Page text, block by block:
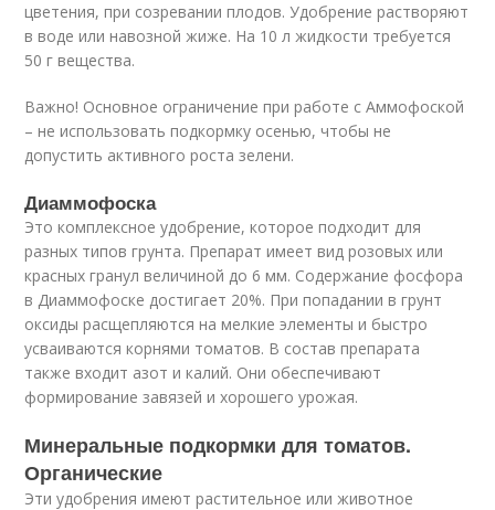
цветения, при созревании плодов. Удобрение растворяют
в воде или навозной жиже. На 10 л жидкости требуется
50 г вещества.
Важно! Основное ограничение при работе с Аммофоской
– не использовать подкормку осенью, чтобы не
допустить активного роста зелени.
Диаммофоска
Это комплексное удобрение, которое подходит для
разных типов грунта. Препарат имеет вид розовых или
красных гранул величиной до 6 мм. Содержание фосфора
в Диаммофоске достигает 20%. При попадании в грунт
оксиды расщепляются на мелкие элементы и быстро
усваиваются корнями томатов. В состав препарата
также входит азот и калий. Они обеспечивают
формирование завязей и хорошего урожая.
Минеральные подкормки для томатов.
Органические
Эти удобрения имеют растительное или животное